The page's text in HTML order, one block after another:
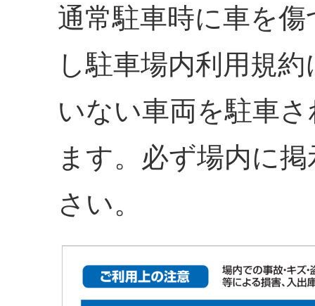
通常駐車時に車を
し駐車場内利用規
いない車両を駐車
ます。必ず場内に
さい。